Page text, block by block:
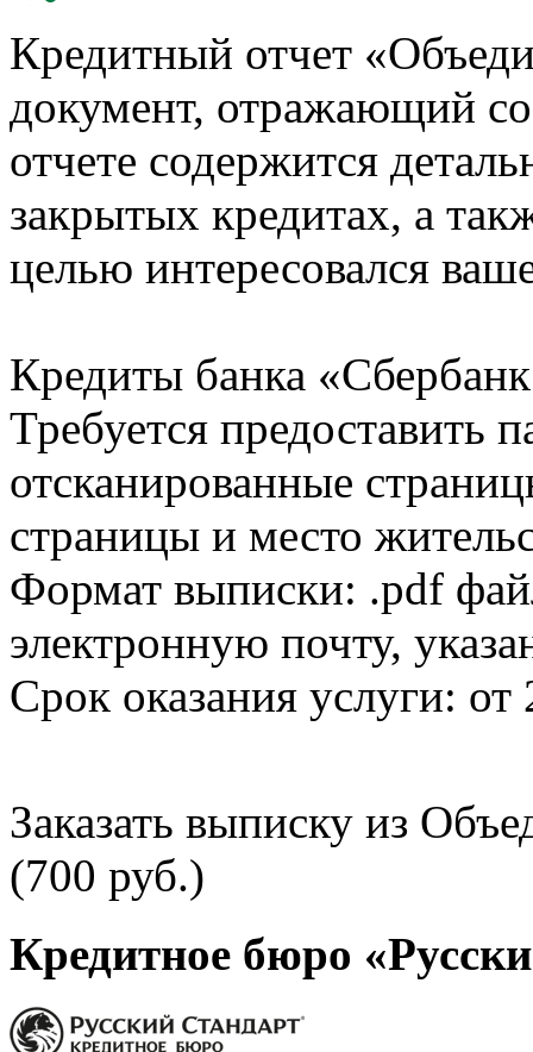
Кредитный отчет
документ, отражающий
отчете содержится
закрытых кредитах, а
целью интересовался
Кредиты банка
Требуется предоставить
отсканированные
страницы и место
Формат выписки: .pdf
электронную почту,
Срок оказания услуги: от
Заказать выписку из
(700 руб.)
Кредитное бюро